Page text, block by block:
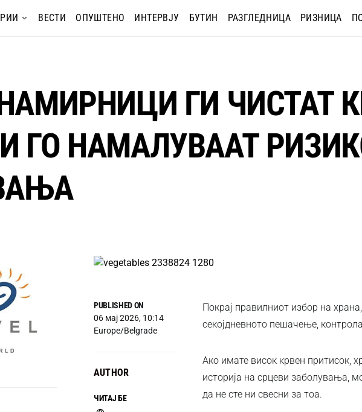
ВЕСТИ ОПУШТЕНО ИНТЕРВЈУ БУТИН РАЗГЛЕДНИЦА РИЗНИЦА
ГИ ЧИСТАТ
ГО НАМАЛУВААТ
PUBLISHED ON
06 мај 2026, 10:14
Europe/Belgrade
AUTHOR
ЧИТАЈ БЕ
Покрај правилниот избор на
секојдневното пешачење,
Ако имате висок крвен притисок,
историја на срцеви заболувања,
да не сте ни свесни за тоа.